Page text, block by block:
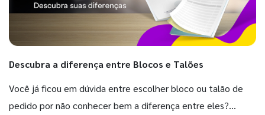
Descubra a diferença entre Blocos e Talões
Você já ficou em dúvida entre escolher bloco ou talão de
pedido por não conhecer bem a diferença entre eles?